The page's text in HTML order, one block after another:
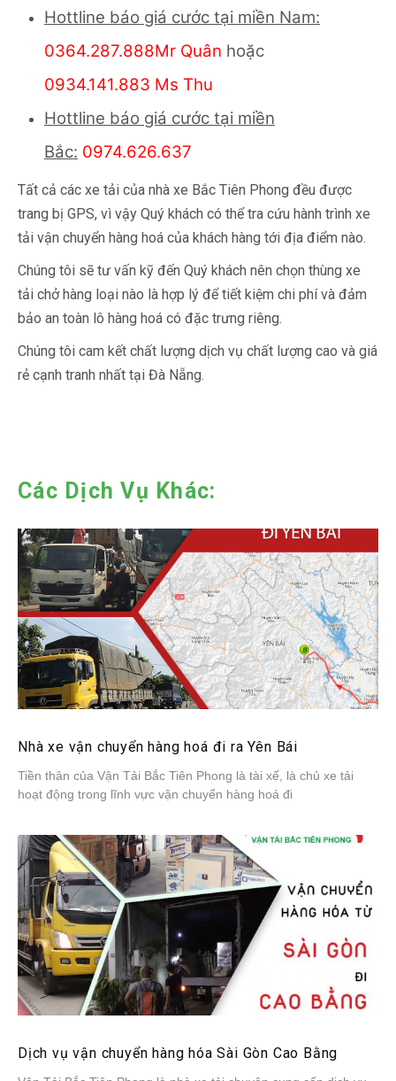
Hottline báo giá cước tại miền Nam:
0364.287.888Mr Quân hoặc
0934.141.883 Ms Thu
Hottline báo giá cước tại miền
Bắc: 0974.626.637
Tất cả các xe tải của nhà xe Bắc Tiên Phong đều được
trang bị GPS, vì vậy Quý khách có thể tra cứu hành trình xe
tải vận chuyển hàng hoá của khách hàng tới địa điểm nào.
Chúng tôi sẽ tư vấn kỹ đến Quý khách nên chọn thùng xe
tải chở hàng loại nào là hợp lý để tiết kiệm chi phí và đảm
bảo an toàn lô hàng hoá có đặc trưng riêng.
Chúng tôi cam kết chất lượng dịch vụ chất lượng cao và giá
rẻ cạnh tranh nhất tại Đà Nẵng.
Các Dịch Vụ Khác:
Nhà xe vận chuyển hàng hoá đi ra Yên Bái
Tiền thân của Vận Tải Bắc Tiên Phong là tài xế, là chủ xe tải
hoạt động trong lĩnh vực vận chuyển hàng hoá đi
Dịch vụ vận chuyển hàng hóa Sài Gòn Cao Bằng